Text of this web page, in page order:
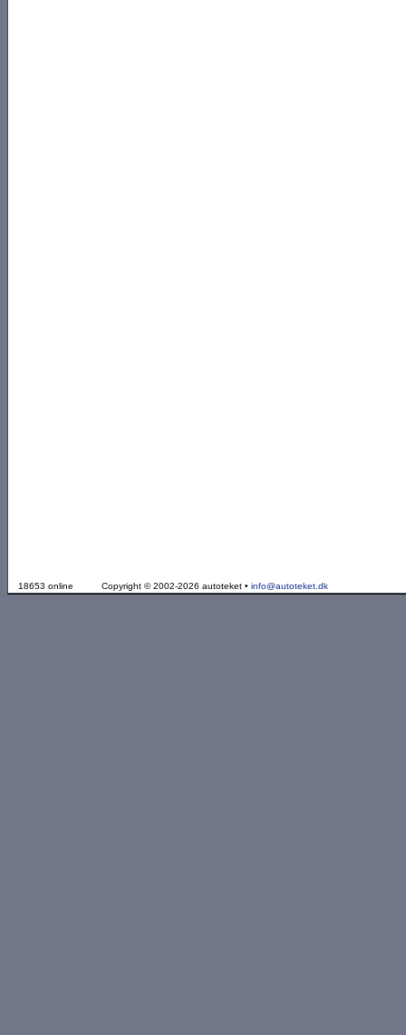
18653 online Copyright © 2002-2026 autoteket • info@autoteket.dk